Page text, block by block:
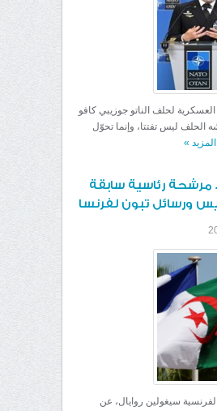
العسكرية لحلف الناتو جوزيبي كافو
الحلف ليس تفتتا، وإنما تحوّل
المزيد »
مرشحة رئاسية سابقة
ورسائل تبون لفرنسا
سيغولين روايال، عن